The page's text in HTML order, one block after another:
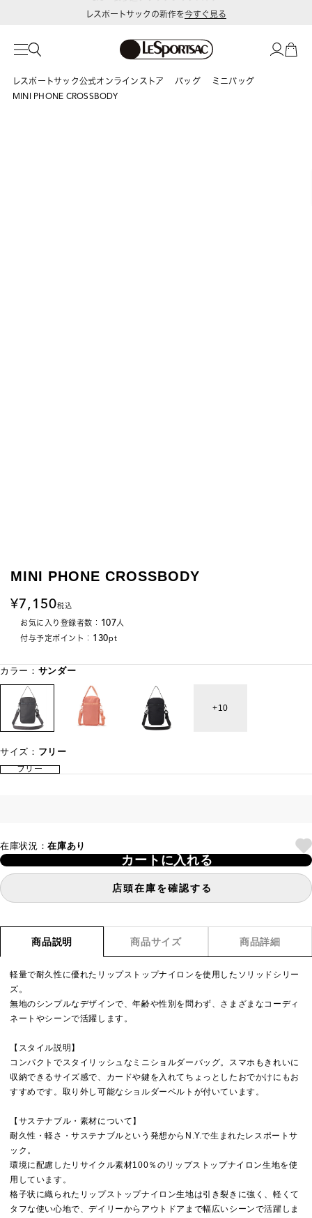
レスポートサックの新作を今すぐ見る
レスポートサック公式オンラインストア バッグ
ミニバッグ
MINI PHONE CROSSBODY
MINI PHONE CROSSBODY
7,150税込
お気に入り登録者数： 107人
付与予定ポイント： 130pt
カラー： サンダー
10
サイズ： フリー
フリー
在庫状況：在庫あり
カートに入れる
店頭在庫を確認する
商品説明 商品サイズ 商品詳細
軽量で耐久性に優れたリップストップナイロンを使用したソリッドシリー
ズ。
無地のシンプルなデザインで、年齢や性別を問わず、さまざまなコーディ
ネートやシーンで活躍します。
【スタイル説明】
コンパクトでスタイリッシュなミニショルダーバッグ。スマホもきれいに
収納できるサイズ感で、カードや鍵を入れてちょっとしたおでかけにもお
すすめです。取り外し可能なショルダーベルトが付いています。
【サステナブル・素材について】
耐久性・軽さ・サステナブルという発想からN.Y.で生まれたレスポートサ
ック。
環境に配慮したリサイクル素材100％のリップストップナイロン生地を使
用しています。
格子状に織られたリップストップナイロン生地は引き裂きに強く、軽くて
タフな使い心地で、デイリーからアウトドアまで幅広いシーンで活躍しま